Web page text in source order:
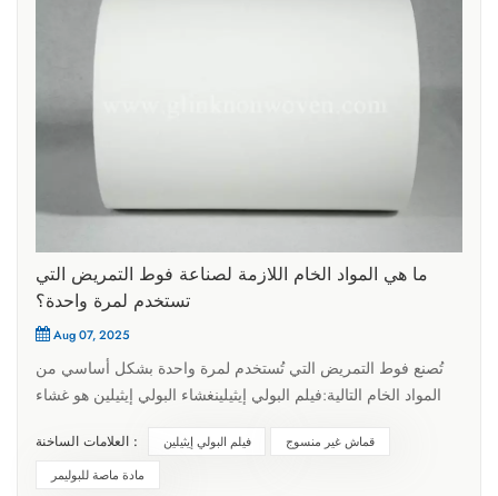
ما هي المواد الخام اللازمة لصناعة فوط التمريض التي
تستخدم لمرة واحدة؟
Aug 07, 2025
تُصنع فوط التمريض التي تُستخدم لمرة واحدة بشكل أساسي من
المواد الخام التالية:فيلم البولي إيثيلينغشاء البولي إيثيلين هو غشاء
السوائل بفعالية. وهو مادة شائعة الاستخدام في الطبقة السفلية من
وسادات الرضاعة.قماش غير منسوجالقماش غير المنسوج مادة تُصنع
العلامات الساخنة : فيلم البولي إيثيلين
قماش غير منسوج
مادة ماصة للبوليمر